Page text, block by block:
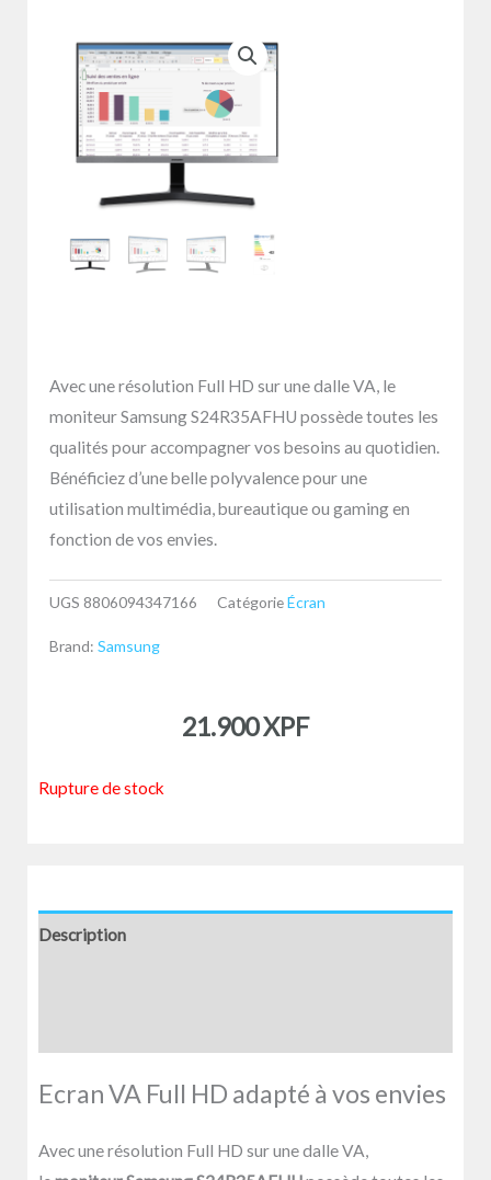
Avec une résolution Full HD sur une dalle VA, le
moniteur Samsung S24R35AFHU possède toutes les
qualités pour accompagner vos besoins au quotidien.
Bénéficiez d’une belle polyvalence pour une
utilisation multimédia, bureautique ou gaming en
fonction de vos envies.
UGS 8806094347166 CatégorieÉcran
Brand: Samsung
21.900XPF
Rupture de stock
Description
Ecran VA Full HD adapté à vos envies
Avec une résolution Full HD sur une dalle VA,